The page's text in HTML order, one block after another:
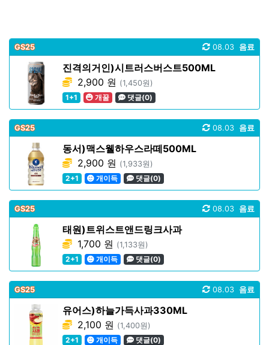
GS25 음료
08.03
진격의거인)시트러스버스트500ML
2,900 원 (1,450원)
1+1
개꿀 댓글(0)
GS25 음료
08.03
동서)맥스웰하우스라떼500ML
2,900 원 (1,933원)
2+1
개이득 댓글(0)
GS25 음료
08.03
태원)트위스트앤드링크사과
1,700 원 (1,133원)
2+1
개이득 댓글(0)
GS25 음료
08.03
유어스)하늘가득사과330ML
2,100 원 (1,400원)
2+1
개이득 댓글(0)